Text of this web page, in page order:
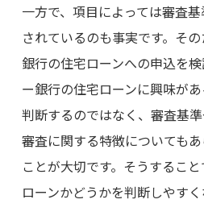
一方で、項目によっては審査
されているのも事実です。そ
銀行の住宅ローンへの申込を
ー銀行の住宅ローンに興味が
判断するのではなく、審査基準
審査に関する特徴についても
ことが大切です。そうするこ
ローンかどうかを判断しやすく